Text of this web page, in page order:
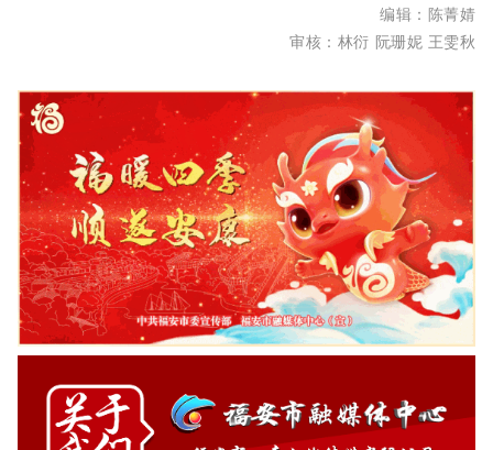
编辑：陈菁婧
审核：林衍 阮珊妮 王雯秋